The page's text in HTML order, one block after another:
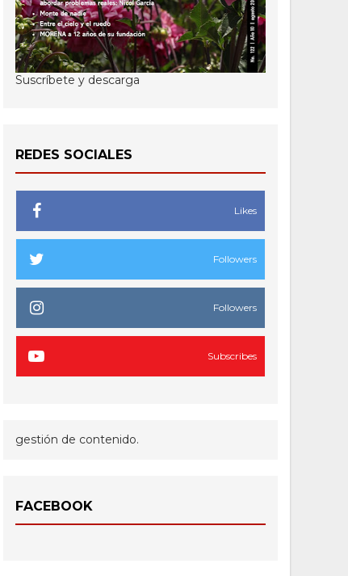
Suscríbete y descarga
REDES SOCIALES
Likes
Followers
Followers
Subscribes
gestión de contenido.
FACEBOOK